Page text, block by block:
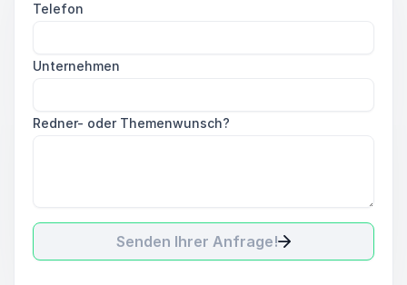
Telefon
Unternehmen
Redner- oder Themenwunsch?
Senden Ihrer Anfrage!